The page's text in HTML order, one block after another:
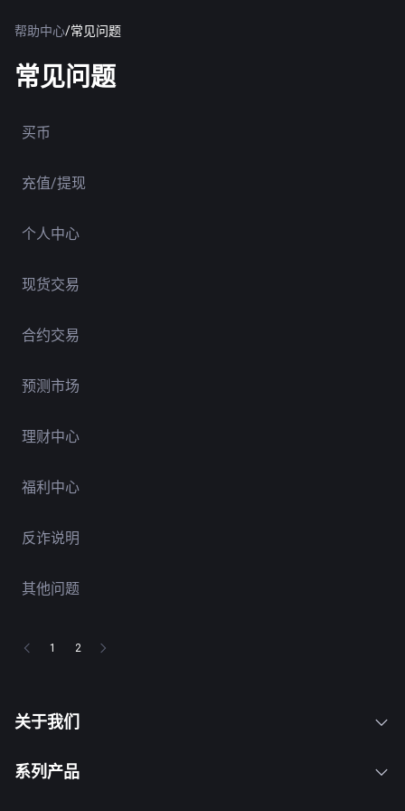
帮助中心/常见问题
常见问题
买币
充值/提现
个人中心
现货交易
合约交易
预测市场
理财中心
福利中心
反诈说明
其他问题
1 2
关于我们
系列产品